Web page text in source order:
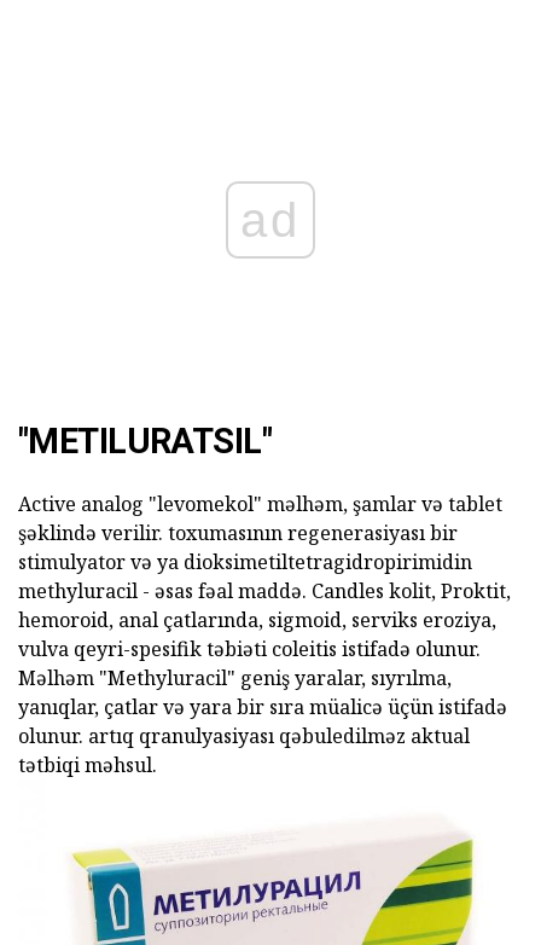
ad
"METILURATSIL"
Active analog "levomekol" məlhəm, şamlar və tablet
şəklində verilir. toxumasının regenerasiyası bir
stimulyator və ya dioksimetiltetragidropirimidin
methyluracil - əsas fəal maddə. Candles kolit, Proktit,
hemoroid, anal çatlarında, sigmoid, serviks eroziya,
vulva qeyri-spesifik təbiəti coleitis istifadə olunur.
Məlhəm "Methyluracil" geniş yaralar, sıyrılma,
yanıqlar, çatlar və yara bir sıra müalicə üçün istifadə
olunur. artıq qranulyasiyası qəbuledilməz aktual
tətbiqi məhsul.